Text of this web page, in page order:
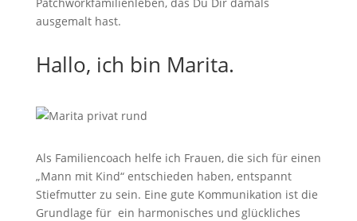
ausgemalt hast.
Hallo, ich bin Marita.
Als Familiencoach helfe ich Frauen, die sich für einen
„Mann mit Kind“ entschieden haben, entspannt
Stiefmutter zu sein. Eine gute Kommunikation ist die
Grundlage für ein harmonisches und glückliches